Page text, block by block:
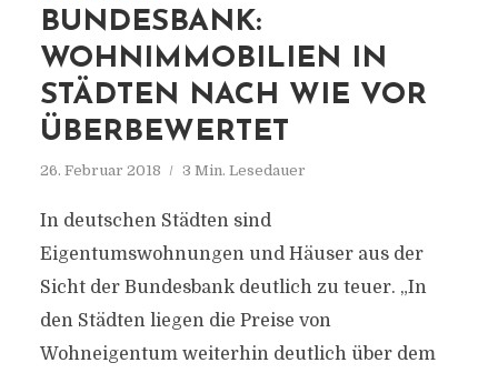
BUNDESBANK:
WOHNIMMOBILIEN IN
STÄDTEN NACH WIE VOR
ÜBERBEWERTET
26. Februar 2018 3 Min. Lesedauer
In deutschen Städten sind
Eigentumswohnungen und Häuser aus der
Sicht der Bundesbank deutlich zu teuer. „In
den Städten liegen die Preise von
Wohneigentum weiterhin deutlich über dem